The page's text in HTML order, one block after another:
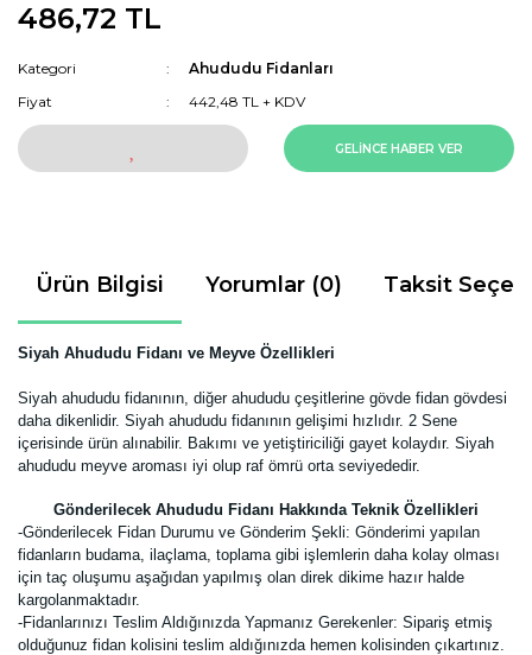
486,72 TL
Kategori
Ahududu Fidanları
Fiyat
442,48 TL + KDV
GELİNCE HABER VER
Ürün Bilgisi Yorumlar (0) Taksit
Siyah Ahududu Fidanı ve Meyve Özellikleri
Siyah ahududu fidanının, diğer ahududu çeşitlerine gövde fidan gövdesi
daha dikenlidir. Siyah ahududu fidanının gelişimi hızlıdır. 2 Sene
içerisinde ürün alınabilir. Bakımı ve yetiştiriciliği gayet kolaydır. Siyah
ahududu meyve aroması iyi olup raf ömrü orta seviyededir.
Gönderilecek Ahududu Fidanı Hakkında Teknik Özellikleri
-Gönderilecek Fidan Durumu ve Gönderim Şekli: Gönderimi yapılan
fidanların budama, ilaçlama, toplama gibi işlemlerin daha kolay olması
için taç oluşumu aşağıdan yapılmış olan direk dikime hazır halde
kargolanmaktadır.
-Fidanlarınızı Teslim Aldığınızda Yapmanız Gerekenler: Sipariş etmiş
olduğunuz fidan kolisini teslim aldığınızda hemen kolisinden çıkartınız.